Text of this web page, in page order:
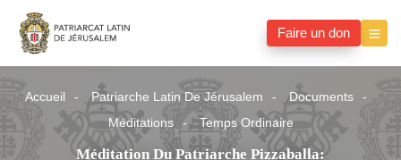
Faire un don
Accueil Patriarche Latin De Jérusalem
Documents
Méditations
Temps Ordinaire
Méditation Du Patriarche Pizzaballa: